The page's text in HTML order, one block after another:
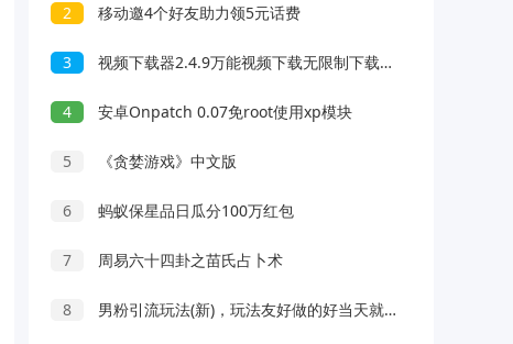
2 移动邀4个好友助力领5元话费
3 视频下载器2.4.9万能视频下载无限制下载深夜视频
4 安卓Onpatch 0.07免root使用xp模块
5 《贪婪游戏》中文版
6 蚂蚁保星品日瓜分100万红包
7 周易六十四卦之苗氏占卜术
8 男粉引流玩法(新)，玩法友好做的好当天就能变现